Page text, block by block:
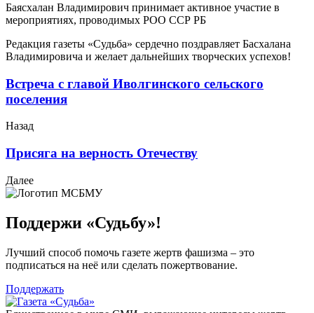
Баясхалан Владимирович принимает активное участие в
мероприятиях, проводимых РОО ССР РБ
Редакция газеты «Судьба» сердечно поздравляет Басхалана
Владимировича и желает дальнейших творческих успехов!
Встреча с главой Иволгинского сельского
поселения
Назад
Присяга на верность Отечеству
Далее
Поддержи «Судьбу»!
Лучший способ помочь газете жертв фашизма – это
подписаться на неё или сделать пожертвование.
Поддержать